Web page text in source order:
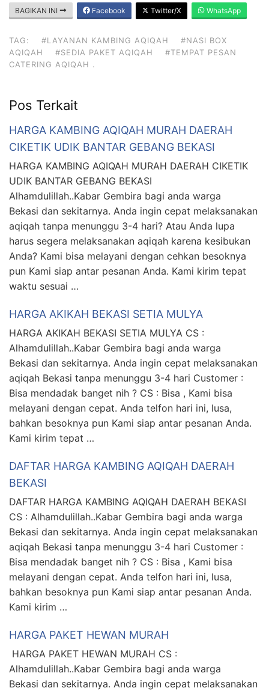
BAGIKAN INI Facebook Twitter/X WhatsApp
TAG: #LAYANAN KAMBING AQIQAH
#NASI BOX
AQIQAH
#SEDIA PAKET AQIQAH
#TEMPAT PESAN
CATERING AQIQAH .
Pos Terkait
HARGA KAMBING AQIQAH MURAH DAERAH
CIKETIK UDIK BANTAR GEBANG BEKASI
HARGA KAMBING AQIQAH MURAH DAERAH CIKETIK
UDIK BANTAR GEBANG BEKASI
Alhamdulillah..Kabar Gembira bagi anda warga
Bekasi dan sekitarnya. Anda ingin cepat melaksanakan
aqiqah tanpa menunggu 3-4 hari? Atau Anda lupa
harus segera melaksanakan aqiqah karena kesibukan
Anda? Kami bisa melayani dengan cehkan besoknya
pun Kami siap antar pesanan Anda. Kami kirim tepat
waktu sesuai …
HARGA AKIKAH BEKASI SETIA MULYA
HARGA AKIKAH BEKASI SETIA MULYA CS :
Alhamdulillah..Kabar Gembira bagi anda warga
Bekasi dan sekitarnya. Anda ingin cepat melaksanakan
aqiqah Bekasi tanpa menunggu 3-4 hari Customer :
Bisa mendadak banget nih ? CS : Bisa , Kami bisa
melayani dengan cepat. Anda telfon hari ini, lusa,
bahkan besoknya pun Kami siap antar pesanan Anda.
Kami kirim tepat …
DAFTAR HARGA KAMBING AQIQAH DAERAH
BEKASI
DAFTAR HARGA KAMBING AQIQAH DAERAH BEKASI
CS : Alhamdulillah..Kabar Gembira bagi anda warga
Bekasi dan sekitarnya. Anda ingin cepat melaksanakan
aqiqah Bekasi tanpa menunggu 3-4 hari Customer :
Bisa mendadak banget nih ? CS : Bisa , Kami bisa
melayani dengan cepat. Anda telfon hari ini, lusa,
bahkan besoknya pun Kami siap antar pesanan Anda.
Kami kirim …
HARGA PAKET HEWAN MURAH
HARGA PAKET HEWAN MURAH CS :
Alhamdulillah..Kabar Gembira bagi anda warga
Bekasi dan sekitarnya. Anda ingin cepat melaksanakan